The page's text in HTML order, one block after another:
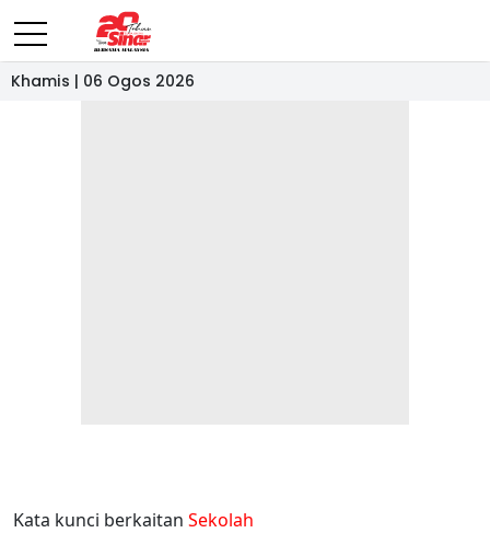
Khamis | 06 Ogos 2026
Kata kunci berkaitan Sekolah